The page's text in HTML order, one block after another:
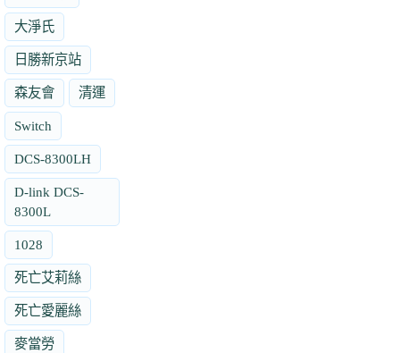
大淨氏
日勝新京站
森友會 清運
Switch
DCS-8300LH
D-link DCS-
8300L
1028
死亡艾莉絲
死亡愛麗絲
麥當勞